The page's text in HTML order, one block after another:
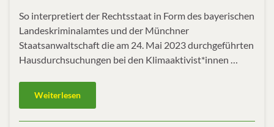
So interpretiert der Rechtsstaat in Form des bayerischen
Landeskriminalamtes und der Münchner
Staatsanwaltschaft die am 24. Mai 2023 durchgeführten
Hausdurchsuchungen bei den Klimaaktivist*innen …
Weiterlesen